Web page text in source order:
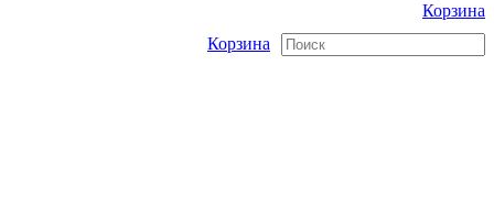
Корзина
Корзина